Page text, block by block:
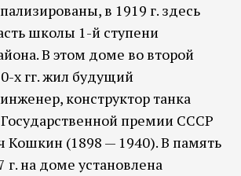
в 1919 г. здесь
школы 1-й ступени
В этом доме во второй
х гг. жил будущий
конструктор танка
Государственной премии СССР
Кошкин (1898 — 1940). В память
г. на доме установлена